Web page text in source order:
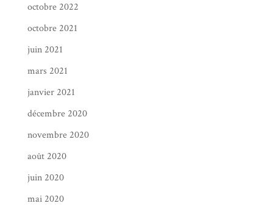
octobre 2022
octobre 2021
juin 2021
mars 2021
janvier 2021
décembre 2020
novembre 2020
août 2020
juin 2020
mai 2020